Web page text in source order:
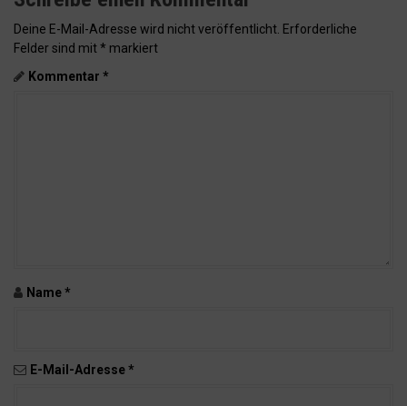
i
o
n
l
Deine E-Mail-Adresse wird nicht veröffentlicht. Erforderliche
Felder sind mit* markiert
Kommentar *
Name*
E-Mail-Adresse*